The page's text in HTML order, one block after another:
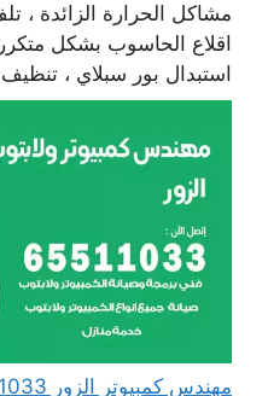
مشاكل الحرارة الزائدة ،
اقلاع الحاسوب بشكل
استبدال بور سبلاي ،